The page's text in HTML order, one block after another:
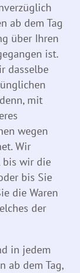
ab dem Tag
über Ihren
ist.
dasselbe
mit
wegen
Wir
bis wir die
bis Sie
die Waren
der
in jedem
ab dem Tag,